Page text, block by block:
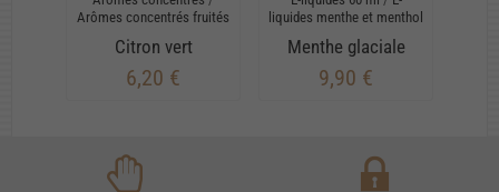
Arômes concentrés fruités
Citron vert
6,20 €
liquides menthe et menthol
Menthe glaciale
9,90 €